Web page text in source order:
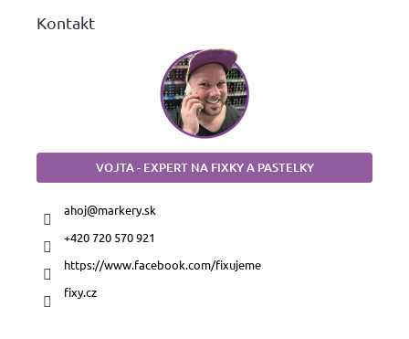
Kontakt
VOJTA - EXPERT NA FIXKY A PASTELKY
ahoj@markery.sk
+420 720 570 921
https://www.facebook.com/fixujeme
fixy.cz